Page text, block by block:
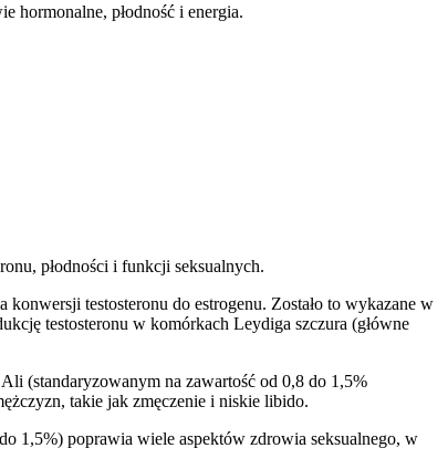
hormonalne, płodność i energia.
płodności i funkcji seksualnych.
testosteronu do estrogenu. Zostało to wykazane w
testosteronu w komórkach Leydiga szczura (główne
(standaryzowanym na zawartość od 0,8 do 1,5%
takie jak zmęczenie i niskie libido.
1,5%) poprawia wiele aspektów zdrowia seksualnego, w